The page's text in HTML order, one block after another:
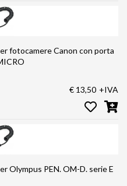
fotocamere Canon con porta
€ 13,50 +IVA
Olympus PEN. OM-D. serie E